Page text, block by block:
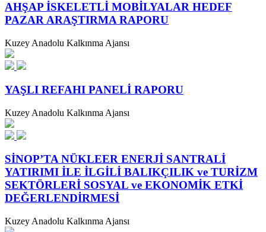
AHŞAP İSKELETLİ MOBİLYALAR HEDEF
PAZAR ARAŞTIRMA RAPORU
Kuzey Anadolu Kalkınma Ajansı
YAŞLI REFAHI PANELİ RAPORU
Kuzey Anadolu Kalkınma Ajansı
SİNOP’TA NÜKLEER ENERJİ SANTRALİ
YATIRIMI İLE İLGİLİ BALIKÇILIK ve TURİZM
SEKTÖRLERİ SOSYAL ve EKONOMİK ETKİ
DEĞERLENDİRMESİ
Kuzey Anadolu Kalkınma Ajansı